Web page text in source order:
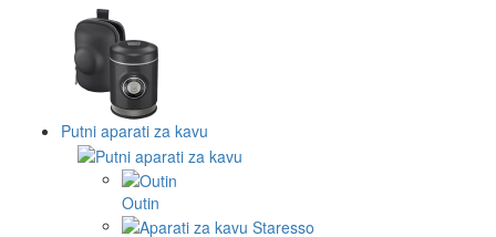
Putni aparati za kavu
Outin